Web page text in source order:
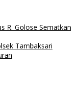
R. Golose Sematkan
Tambaksari